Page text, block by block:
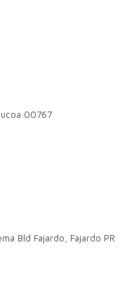
00767
Bld Fajardo, Fajardo PR